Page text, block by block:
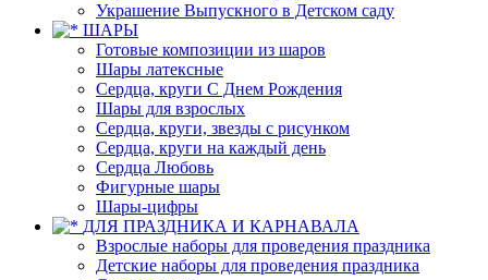
Украшение Выпускного в Детском саду
ШАРЫ
Готовые композиции из шаров
Шары латексные
Сердца, круги С Днем Рождения
Шары для взрослых
Сердца, круги, звезды с рисунком
Сердца, круги на каждый день
Сердца Любовь
Фигурные шары
Шары-цифры
ДЛЯ ПРАЗДНИКА И КАРНАВАЛА
Взрослые наборы для проведения праздника
Детские наборы для проведения праздника